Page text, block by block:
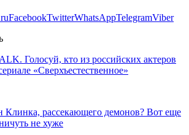
FacebookTwitterWhatsAppTelegramViber
Голосуй, кто из российских актеров
«Сверхъестественное»
Клинка, рассекающего демонов? Вот еще
не хуже